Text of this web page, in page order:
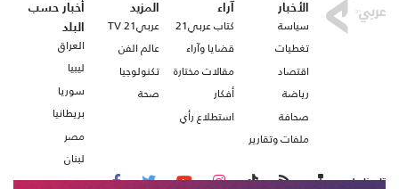
الأخبار
سياسة
تغطيات
اقتصاد
رياضة
صحافة
ملفات وتقارير
آراء
كتاب عربي21
قضايا وآراء
مقالات مختارة
أفكار
استطلاع رأي
المزيد
عربي21 TV
عالم الفن
تكنولوجيا
صحة
أخبار حسب
البلد
العراق
ليبيا
سوريا
بريطانيا
مصر
لبنان
تابعنا على